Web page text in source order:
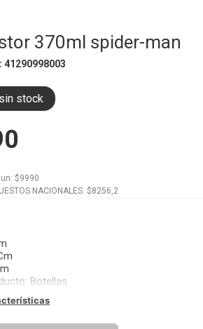
370ml spider-man
:41290998003
stock
un: $9990
NACIONALES: $8256,2
: Botellas